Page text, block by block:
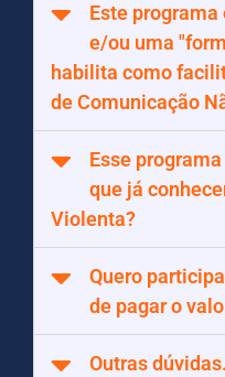
Este programa
e/ou uma
habilita como
de Comunicação
Esse
que já
Violenta?
Quero
de pagar o
Outras dúvidas.